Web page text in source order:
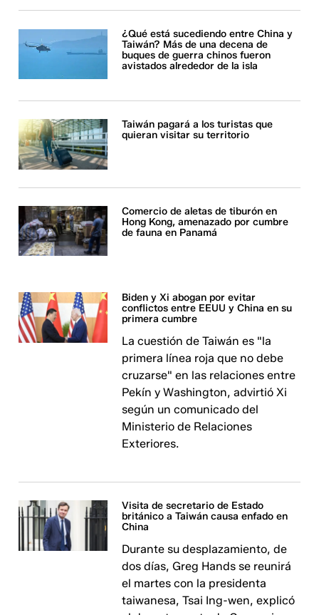
¿Qué está sucediendo entre China y
Taiwán? Más de una decena de
buques de guerra chinos fueron
avistados alrededor de la isla
Taiwán pagará a los turistas que
quieran visitar su territorio
Comercio de aletas de tiburón en
Hong Kong, amenazado por cumbre
de fauna en Panamá
Biden y Xi abogan por evitar
conflictos entre EEUU y China en su
primera cumbre
La cuestión de Taiwán es "la
primera línea roja que no debe
cruzarse" en las relaciones entre
Pekín y Washington, advirtió Xi
según un comunicado del
Ministerio de Relaciones
Exteriores.
Visita de secretario de Estado
británico a Taiwán causa enfado en
China
Durante su desplazamiento, de
dos días, Greg Hands se reunirá
el martes con la presidenta
taiwanesa, Tsai Ing-wen, explicó